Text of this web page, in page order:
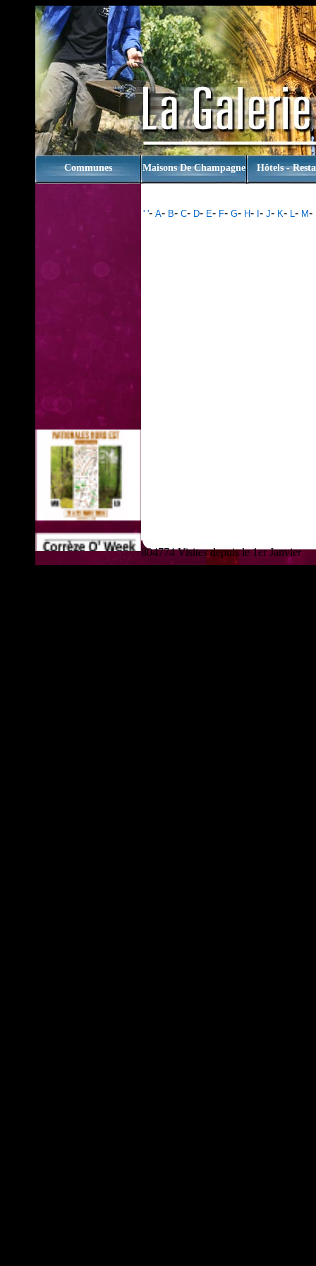
Communes Maisons De Champagne Hôtels -
' '- A- B- C- D- E- F- G- H- - J- K- L- M-
804774 Visites depuis le 1er Janvier